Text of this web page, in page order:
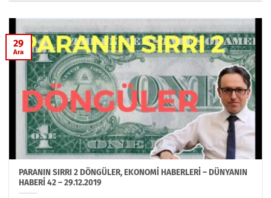
PARANIN SIRRI 2 DÖNGÜLER, EKONOMİ HABERLERİ – DÜNYANIN
HABERİ 42 – 29.12.2019
29
Ara